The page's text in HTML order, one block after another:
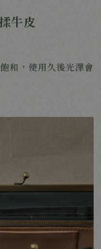
牛皮
和，使用久後光澤會